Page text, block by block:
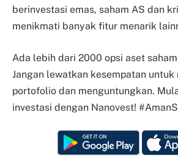
berinvestasi emas, saham AS dan
menikmati banyak fitur menarik
Ada lebih dari 2000 opsi aset
Jangan lewatkan kesempatan
portofolio dan menguntungkan.
investasi dengan Nanovest!